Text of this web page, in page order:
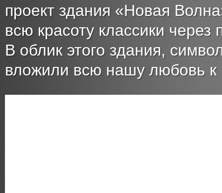
проект здания «Новая
всю красоту классики
В облик этого здания,
вложили всю нашу любовь к